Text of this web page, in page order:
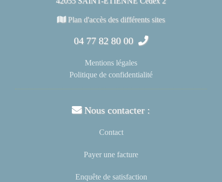
Plan d'accès des différents sites
04 77 82 80 00
Mentions légales
Politique de confidentialité
Nous contacter :
Contact
Payer une facture
Enquête de satisfaction